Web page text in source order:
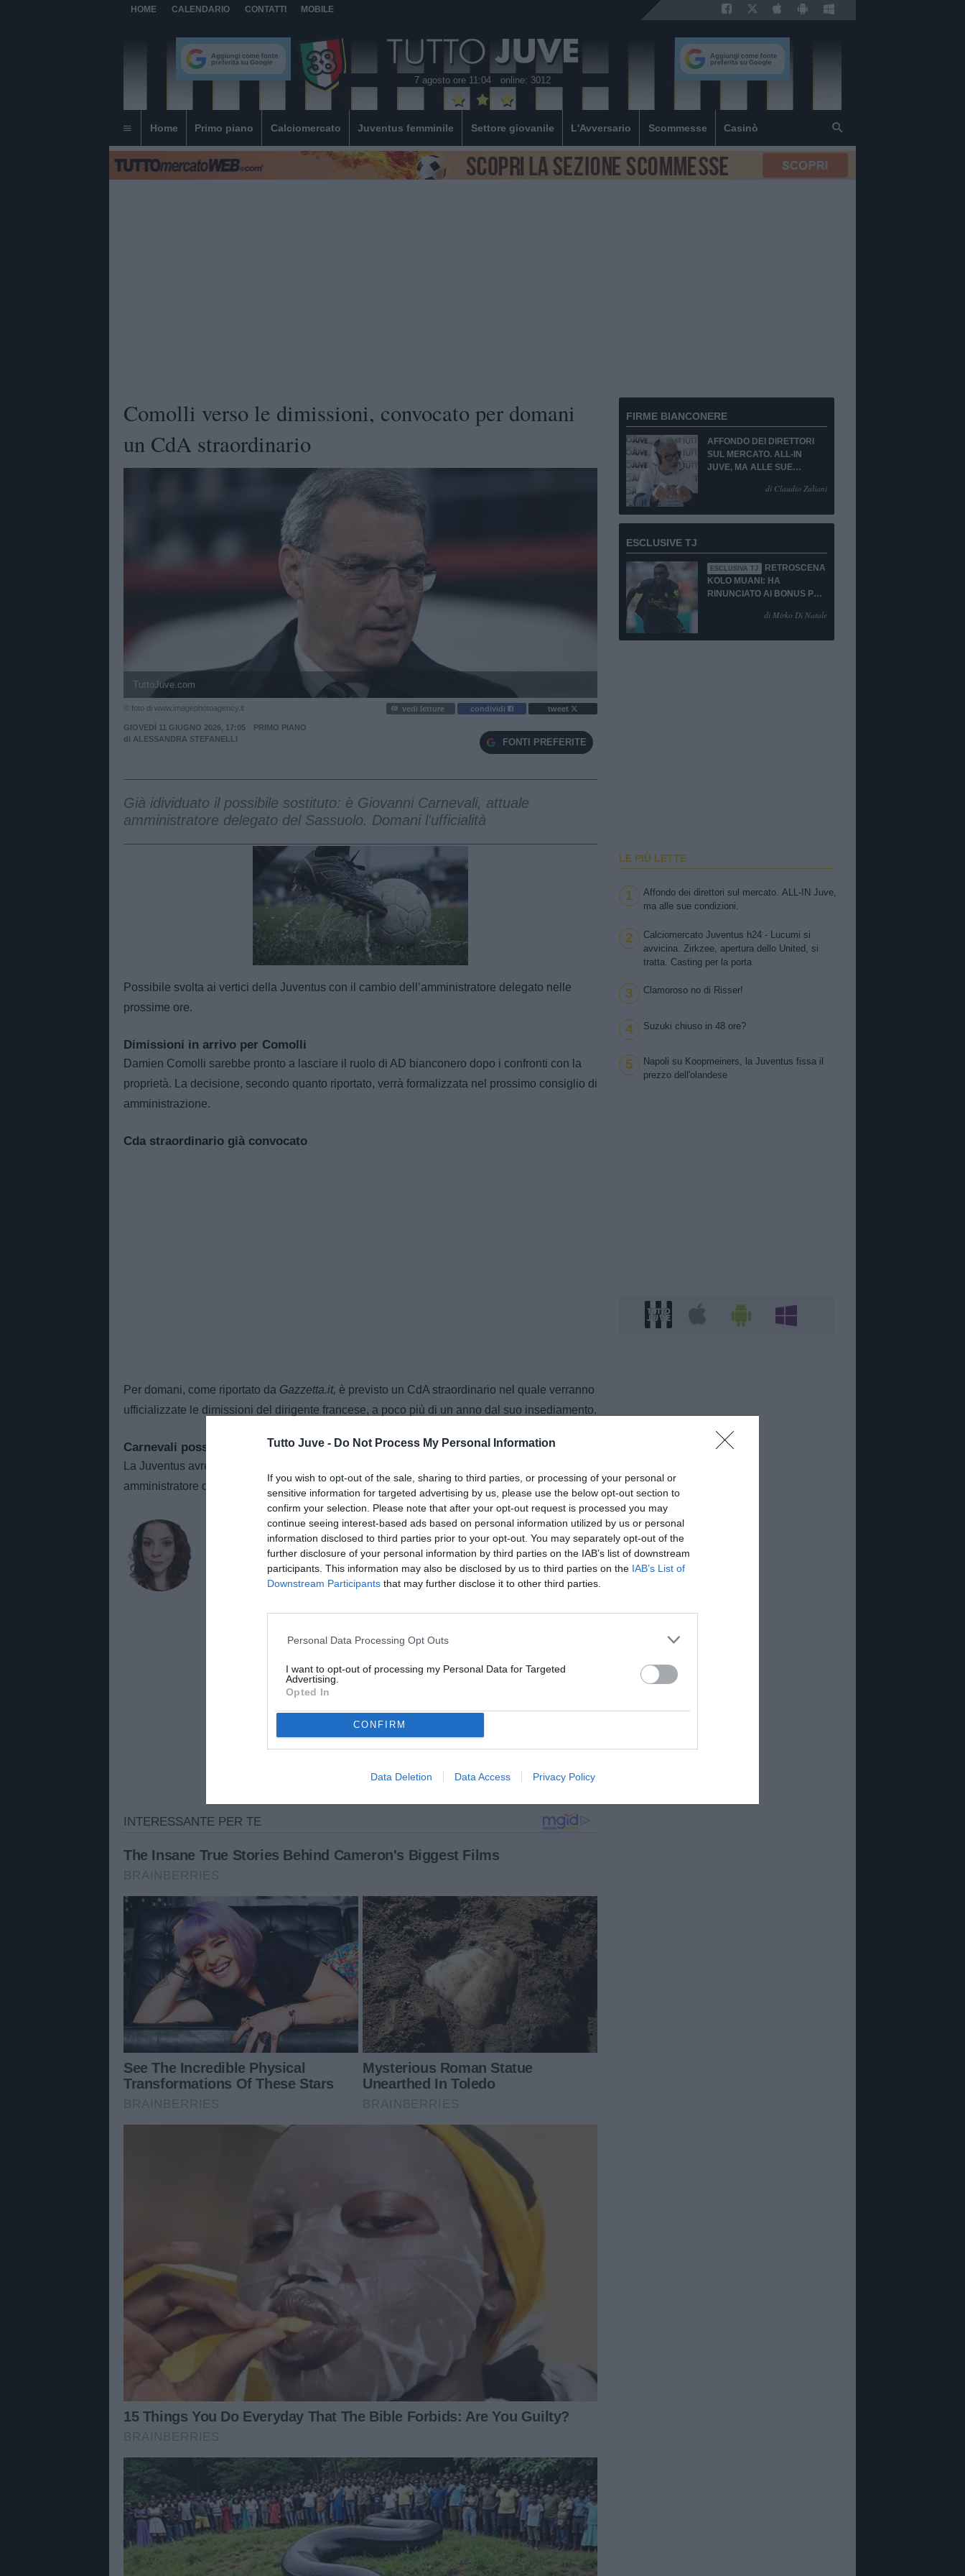
Tutto Juve - Do Not Process My Personal Information
If you wish to opt-out of the sale, sharing to third parties, or processing of your personal or
sensitive information for targeted advertising by us, please use the below opt-out section to
confirm your selection. Please note that after your opt-out request is processed you may
continue seeing interest-based ads based on personal information utilized by us or personal
information disclosed to third parties prior to your opt-out. You may separately opt-out of the
further disclosure of your personal information by third parties on the IAB’s list of downstream
participants. This information may also be disclosed by us to third parties on the IAB’s List of
Downstream Participants that may further disclose it to other third parties.
Personal Data Processing Opt Outs
I want to opt-out of processing my Personal Data for Targeted
Advertising.
Opted In
CONFIRM
Data Deletion Data Access Privacy Policy
HOME CALENDARIO CONTATTI MOBILE
7 agosto ore 11:04 online: 3012
Home Primo piano Calciomercato Juventus femminile Settore giovanile L'Avversario Scommesse Casinò
Comolli verso le dimissioni, convocato per domani
un CdA straordinario
TuttoJuve.com
© foto di www.imagephotoagency.it vedi letture condividi tweet
GIOVEDÌ 11 GIUGNO 2026, 17:05
PRIMO PIANO
di ALESSANDRA STEFANELLI FONTI PREFERITE
Già idividuato il possibile sostituto: è Giovanni Carnevali, attuale
amministratore delegato del Sassuolo. Domani l'ufficialità
Unmute
Loaded
100.00%
Possibile svolta ai vertici della Juventus con il cambio dell’amministratore delegato nelle
prossime ore.
Dimissioni in arrivo per Comolli
Damien Comolli sarebbe pronto a lasciare il ruolo di AD bianconero dopo i confronti con la
proprietà. La decisione, secondo quanto riportato, verrà formalizzata nel prossimo consiglio di
amministrazione.
Cda straordinario già convocato
Per domani, come riportato da Gazzetta.it, è previsto un CdA straordinario nel quale verranno
ufficializzate le dimissioni del dirigente francese, a poco più di un anno dal suo insediamento.
Carnevali possibile successore
La Juventus avrebbe già individuato il possibile sostituto: Giovanni Carnevali, attuale
amministratore delegato del Sassuolo, è il principale candidato a raccogliere l’incarico.
Alessandra Stefanelli
Giornalista di TuttoJuve.com, dove segue l’attualità della Juventus con notizie,
approfondimenti e contenuti dedicati al mondo bianconero. Collabora inoltre con
FIRME BIANCONERE
AFFONDO DEI DIRETTORI
SUL MERCATO. ALL-IN
JUVE, MA ALLE SUE
di Claudio Zuliani
ESCLUSIVE TJ
ESCLUSIVA TJ
RETROSCENA
KOLO MUANI: HA
RINUNCIATO AI BONUS PUR
di Mirko Di Natale
LE PIÙ LETTE
1
Affondo dei direttori sul mercato. ALL-IN Juve,
ma alle sue condizioni.
2
Calciomercato Juventus h24 - Lucumi si
avvicina. Zirkzee, apertura dello United, si
tratta. Casting per la porta
3 Clamoroso no di Risser!
4 Suzuki chiuso in 48 ore?
5
Napoli su Koopmeiners, la Juventus fissa il
prezzo dell'olandese